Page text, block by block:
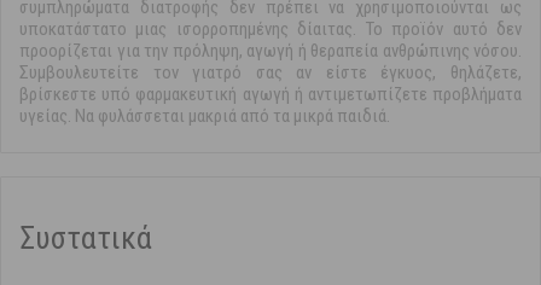
συμπληρώματα διατροφής δεν πρέπει να χρησιμοποιούνται ως
υποκατάστατο μιας ισορροπημένης δίαιτας. Το προϊόν αυτό δεν
προορίζεται για την πρόληψη, αγωγή ή θεραπεία ανθρώπινης νόσου.
Συμβουλευτείτε τον γιατρό σας αν είστε έγκυος, θηλάζετε,
βρίσκεστε υπό φαρμακευτική αγωγή ή αντιμετωπίζετε προβλήματα
υγείας. Να φυλάσσεται μακριά από τα μικρά παιδιά.
Συστατικά